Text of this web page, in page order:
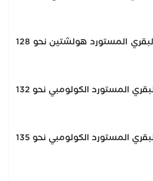
وسجل سعر كيلو اللحم البقري المستورد هولشتين نحو 128
وسجل سعر كيلو اللحم البقري المستورد الكولومبي نحو 132
وسجل سعر كيلو اللحم البقري المستورد الكولومبي نحو 135